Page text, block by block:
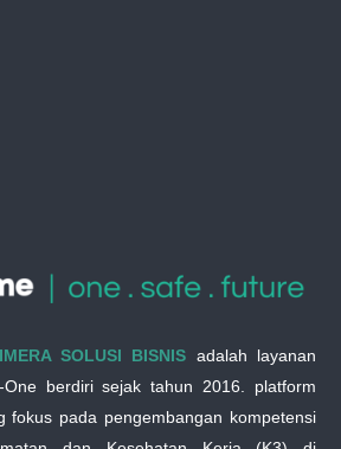
SOLUSI BISNIS adalah layanan
One berdiri sejak tahun 2016. platform
fokus pada pengembangan kompetensi